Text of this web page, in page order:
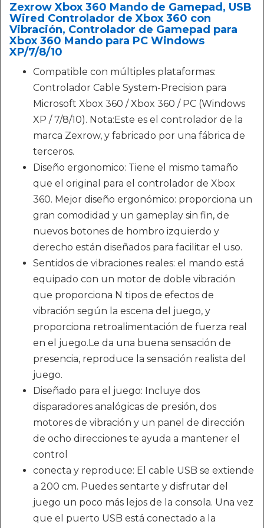
Zexrow Xbox 360 Mando de Gamepad, USB
Wired Controlador de Xbox 360 con
Vibración, Controlador de Gamepad para
Xbox 360 Mando para PC Windows
XP/7/8/10
Compatible con múltiples plataformas:
Controlador Cable System-Precision para
Microsoft Xbox 360 / Xbox 360 / PC (Windows
XP / 7/8/10). Nota:Este es el controlador de la
marca Zexrow, y fabricado por una fábrica de
terceros.
Diseño ergonomico: Tiene el mismo tamaño
que el original para el controlador de Xbox
360. Mejor diseño ergonómico: proporciona un
gran comodidad y un gameplay sin fin, de
nuevos botones de hombro izquierdo y
derecho están diseñados para facilitar el uso.
Sentidos de vibraciones reales: el mando está
equipado con un motor de doble vibración
que proporciona N tipos de efectos de
vibración según la escena del juego, y
proporciona retroalimentación de fuerza real
en el juego.Le da una buena sensación de
presencia, reproduce la sensación realista del
juego.
Diseñado para el juego: Incluye dos
disparadores analógicas de presión, dos
motores de vibración y un panel de dirección
de ocho direcciones te ayuda a mantener el
control
conecta y reproduce: El cable USB se extiende
a 200 cm. Puedes sentarte y disfrutar del
juego un poco más lejos de la consola. Una vez
que el puerto USB está conectado a la